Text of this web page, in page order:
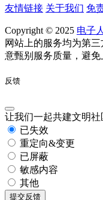
友情链接 关于我们 免
Copyright © 2025 电子
网站上的服务均为第
意甄别服务质量，避
反馈
让我们一起共建文明社
已失效
重定向&变更
已屏蔽
敏感内容
其他
提交反馈